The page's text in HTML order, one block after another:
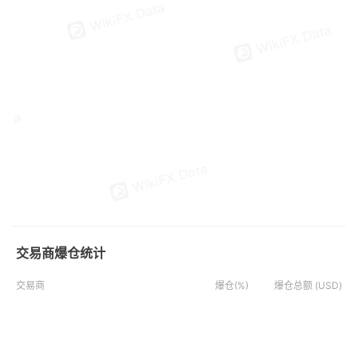
交易商爆仓统计
交易商 爆仓(%) 爆仓总额 (USD)